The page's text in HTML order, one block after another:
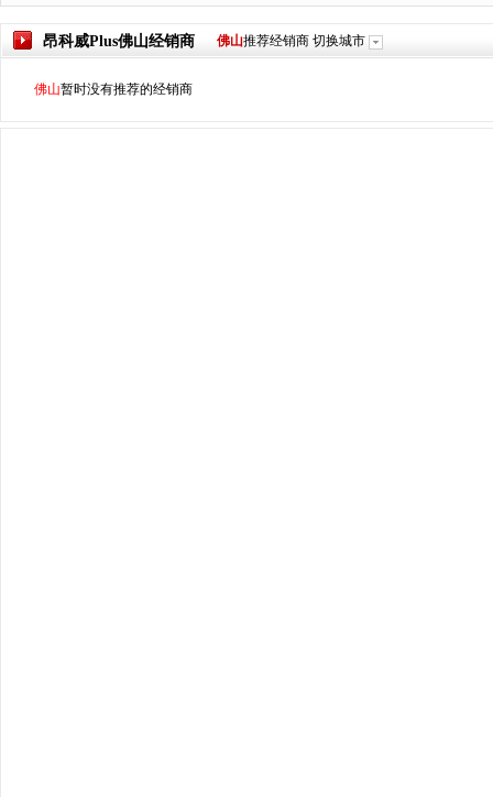
昂科威Plus佛山经销商 佛山推荐经销商 切换城市
佛山暂时没有推荐的经销商